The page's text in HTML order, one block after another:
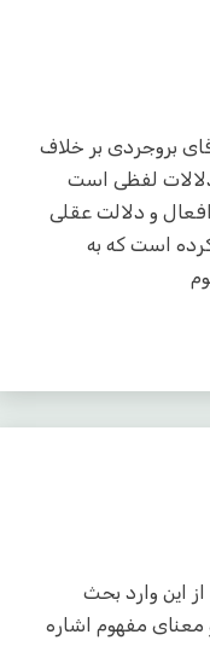
مرحوم آقای بروجردی بر خلاف
لفظی است
و دلالت عقلی
است که به
بعد از این وارد بحث
معنای مفهوم اشاره